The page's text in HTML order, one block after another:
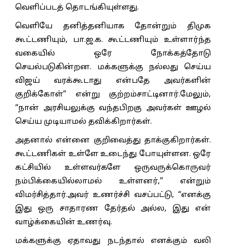
வெளிப்படத் தொடங்கியுள்ளது.
வெளியே தனித்தனியாக தோன்றும் திமுக
கூட்டணியும், பா.ஜ.க. கூட்டணியும் உள்ளார்ந்த
வகையில் ஒரே நோக்கத்தோடு
செயல்படுகின்றன. மக்களுக்கு நல்லது செய்ய
விஜய் வரக்கூடாது என்பதே அவர்களின்
குறிக்கோள்” என்று குற்றம்சாட்டினார்.மேலும்,
“நான் அரசியலுக்கு வந்தபிறகு அவர்கள் ஊழல்
செய்ய முடியாமல் தவிக்கிறார்கள்.
அதனால் என்னை குறிவைத்து தாக்குகிறார்கள்.
கூட்டணிகள் உள்ளே உடைந்து போயுள்ளன. ஒரே
கட்சியில் உள்ளவர்களே ஒருவருக்கொருவர்
நம்பிக்கையில்லாமல் உள்ளனர்,” என்றும்
விமர்சித்தார்.அவர் உணர்ச்சி வசப்பட்டு, “எனக்கு
இது ஒரு சாதாரண தேர்தல் அல்ல, இது என்
வாழ்க்கையின் உணர்வு.
மக்களுக்கு ஏதாவது நடந்தால் எனக்கும் வலி